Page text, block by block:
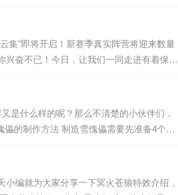
架天山真的很不错。…
集”即将开启！新赛季真实阵营将迎来数量
奋不已！今日，让我们一同走进有着保时
保时…
是什么样的呢？那么不清楚的小伙伴们，
的制作方法 制造雪傀儡需要先准备4个雪
块…
编就为大家分享一下冥火苍狼特效介绍，